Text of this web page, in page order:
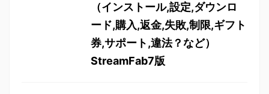
（インストール,設定,ダウンロ
ード,購入,返金,失敗,制限,ギフト
券,サポート,違法？など）
StreamFab7版